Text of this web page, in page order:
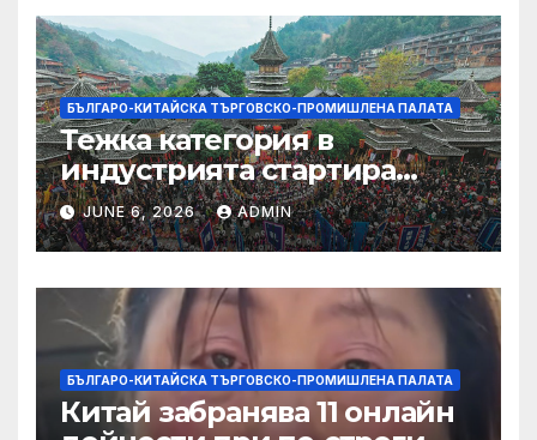
БЪЛГАРО-КИТАЙСКА ТЪРГОВСКО-ПРОМИШЛЕНА ПАЛАТА
Тежка категория в
индустрията стартира
алианс за космическа
слънчева енергия
JUNE 6, 2026 ADMIN
БЪЛГАРО-КИТАЙСКА ТЪРГОВСКО-ПРОМИШЛЕНА ПАЛАТА
Китай забранява 11 онлайн